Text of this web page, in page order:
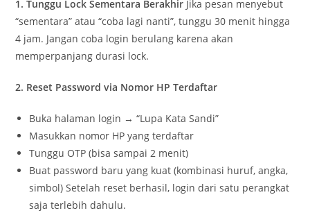
1. Tunggu Lock Sementara Berakhir Jika pesan menyebut
“sementara” atau “coba lagi nanti”, tunggu 30 menit hingga
4 jam. Jangan coba login berulang karena akan
memperpanjang durasi lock.
2. Reset Password via Nomor HP Terdaftar
Buka halaman login → “Lupa Kata Sandi”
Masukkan nomor HP yang terdaftar
Tunggu OTP (bisa sampai 2 menit)
Buat password baru yang kuat (kombinasi huruf, angka,
simbol) Setelah reset berhasil, login dari satu perangkat
saja terlebih dahulu.